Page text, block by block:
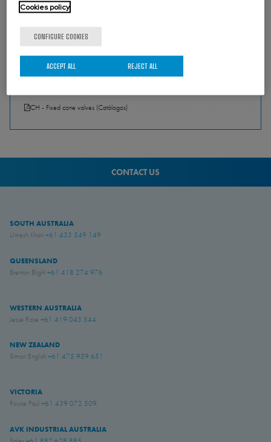
Actionneur hydraulique, électrique ou manuel.
CH - Fixed cone valves (Catálogos)
CONTACT US
SOUTH AUSTRALIA
Umesh Khari +61 433 549 149
QUEENSLAND
Brenton Blight+61 418 274 976
WESTERN AUSTRALIA
Jesse Rose +61 419 043 544
NEW ZEALAND
Simon English +61 475 959 651
VICTORIA
Royce Paul +61 439 072 509
AVK INDUSTRIAL AUSTRALIA
Cookies policy
CONFIGURE COOKIES
REJECT ALL
ACCEPT ALL